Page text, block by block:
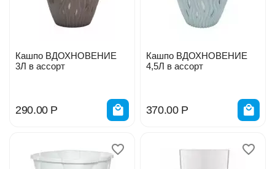
Кашпо ВДОХНОВЕНИЕ
3Л в ассорт
290.00 Р
Кашпо ВДОХНОВЕНИЕ
4,5Л в ассорт
370.00 Р